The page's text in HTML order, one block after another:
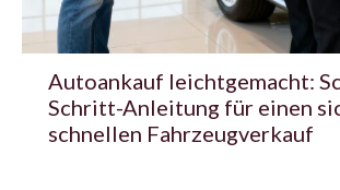
Autoankauf leichtgemacht:
Schritt-Anleitung für einen
schnellen Fahrzeugverkauf